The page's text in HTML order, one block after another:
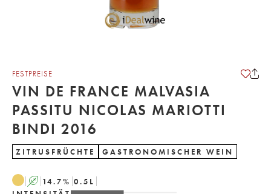
FESTPREISE
VIN DE FRANCE MALVASIA
PASSITU NICOLAS MARIOTTI
BINDI 2016
ZITRUSFRÜCHTE GASTRONOMISCHER WEIN
A 14.7% 0.5 L